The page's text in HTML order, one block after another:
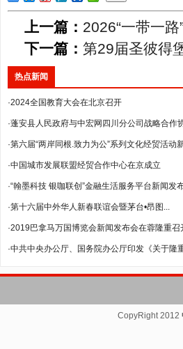
上一篇： 2026“一带一
下一篇： 第29届圣彼得
热点新闻
·2024全国教育大会在北京召开
·蓬安县人民政府与中宏网四川分公司战略合作
·第六届“两岸同根.致力为公”系列文化经贸活动
·中国城市发展联盟经贸合作中心在京成立
·“翰墨科技 银咖联创”金融生活服务平台新闻发
·第十六届中外华人新春联谊会暨茅台•昂图...
·2019巴拿马万国博览会新闻发布会在蓉隆重召
·中共中央办公厅、国务院办公厅印发《关于隆
CopyRight 2012